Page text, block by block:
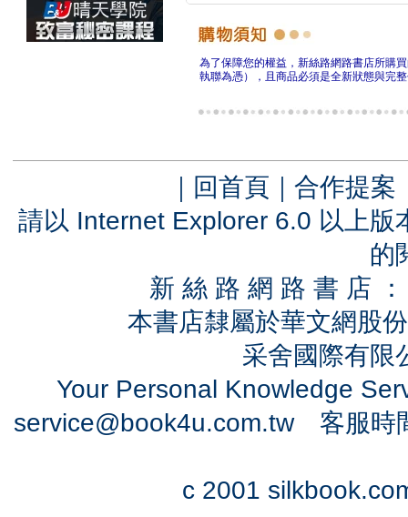
為了保障您的權益，新絲路網路書店所購
執聯為憑），且商品必須是全新狀態與完
｜ 回首頁 ｜ 合作提案
請以 Internet Explorer 6.0 以上
的
新 絲 路 網 路 書 店
本書店隸屬於華文網股
采舍國際有
Your Personal Knowledge
service@book4u.com.tw客服時
c 2001